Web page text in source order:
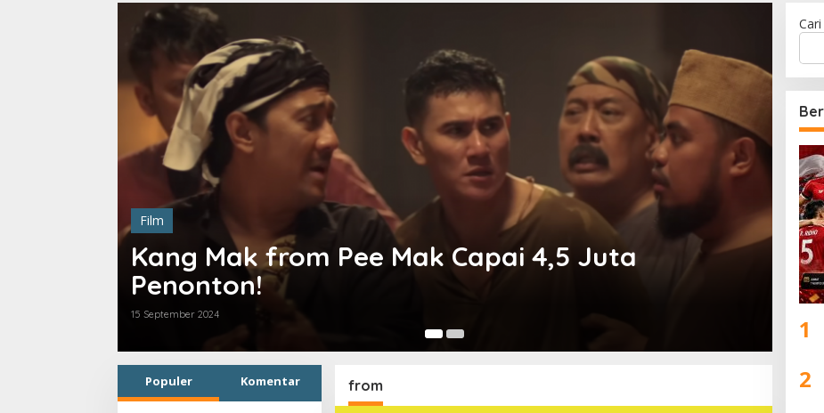
Mak from Pee Mak Capai 4,5 Juta
Kang Mak
Komedi Horor
Populer Komentar from
Cari
1
2